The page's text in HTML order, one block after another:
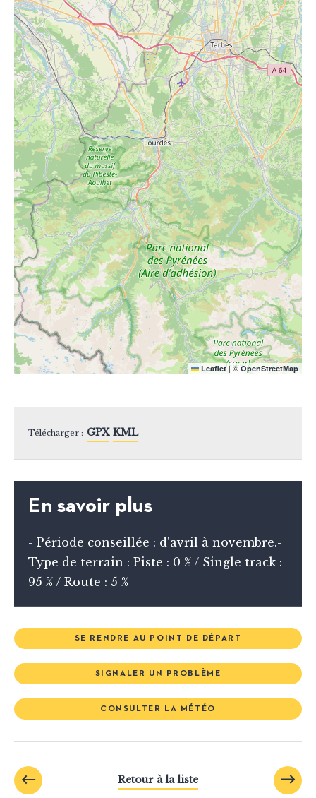
Leaflet |©OpenStreetMap
Télécharger : GPX KML
En savoir plus
- Période conseillée : d'avril à novembre.-
Type de terrain : Piste : 0 % / Single track :
95 % / Route : 5 %
SE RENDRE AU POINT DE DÉPART
SIGNALER UN PROBLÈME
CONSULTER LA MÉTÉO
Retour à la liste